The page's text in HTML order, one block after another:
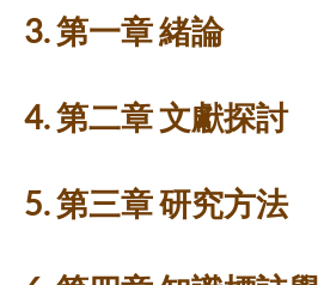
3. 第一章 緒論
4. 第二章 文獻探討
5. 第三章 研究方法